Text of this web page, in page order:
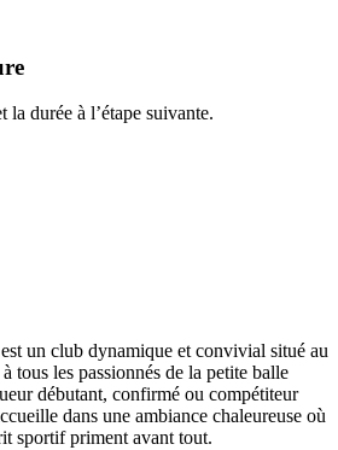
durée à l’étape suivante.
est un club dynamique et convivial situé au
tous les passionnés de la petite balle
débutant, confirmé ou compétiteur
dans une ambiance chaleureuse où
sportif priment avant tout.